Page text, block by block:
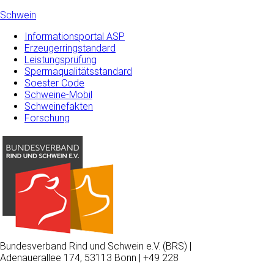
Schwein
Informationsportal ASP
Erzeugerringstandard
Leistungsprüfung
Spermaqualitätsstandard
Soester Code
Schweine-Mobil
Schweinefakten
Forschung
Bundesverband Rind und Schwein e.V. (BRS) |
Adenauerallee 174, 53113 Bonn | +49 228